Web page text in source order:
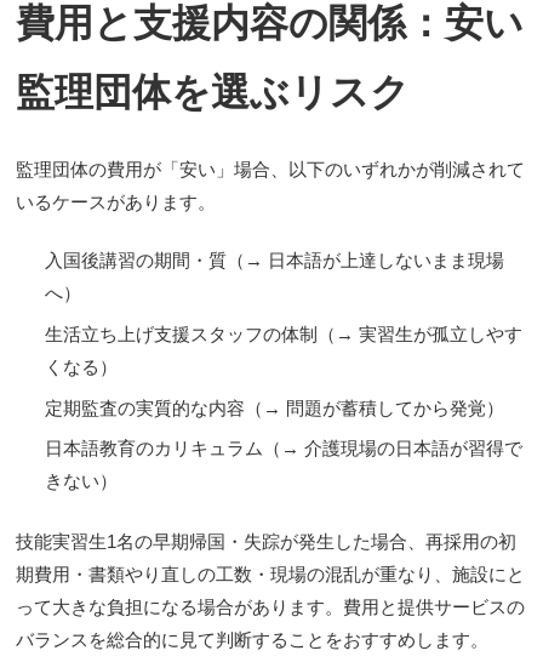
費用と支援内容の関係：安い
監理団体を選ぶリスク
監理団体の費用が「安い」場合、以下のいずれかが削減されて
いるケースがあります。
入国後講習の期間・質（→ 日本語が上達しないまま現場
へ）
生活立ち上げ支援スタッフの体制（→ 実習生が孤立しやす
くなる）
定期監査の実質的な内容（→ 問題が蓄積してから発覚）
日本語教育のカリキュラム（→ 介護現場の日本語が習得で
きない）
技能実習生1名の早期帰国・失踪が発生した場合、再採用の初
期費用・書類やり直しの工数・現場の混乱が重なり、施設にと
って大きな負担になる場合があります。費用と提供サービスの
バランスを総合的に見て判断することをおすすめします。